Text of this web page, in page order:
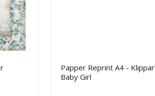
Papper Reprint A4 -
Baby Girl